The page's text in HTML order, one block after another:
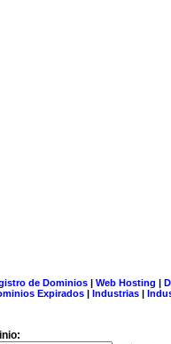
de Dominios| Web Hosting |
Expirados | Industrias |